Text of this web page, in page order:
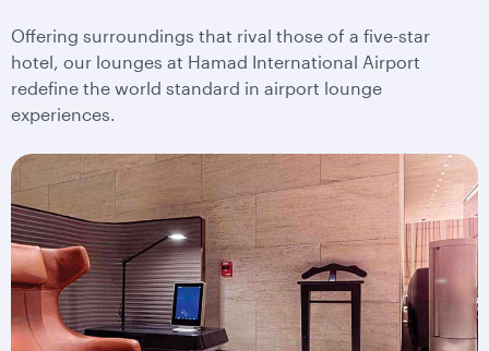
Offering surroundings that rival those of a five-star
hotel, our lounges at Hamad International Airport
redefine the world standard in airport lounge
experiences.